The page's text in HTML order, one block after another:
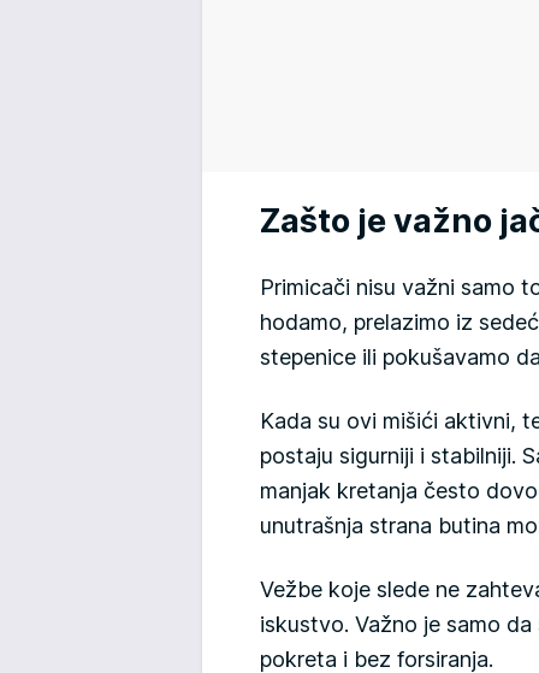
Zašto je važno
Primicači nisu važni samo
hodamo, prelazimo iz
stepenice ili pokušavamo
Kada su ovi mišići aktivni,
postaju sigurniji i stabilniji.
manjak kretanja često
unutrašnja strana butina
Vežbe koje slede ne
iskustvo. Važno je samo
pokreta i bez forsiranja.